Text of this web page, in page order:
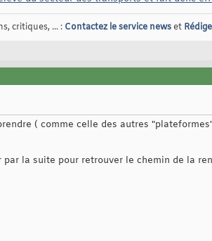
critiques, ... : Contactez le service newset
( comme celle des autres
la suite pour retrouver le chemin de la